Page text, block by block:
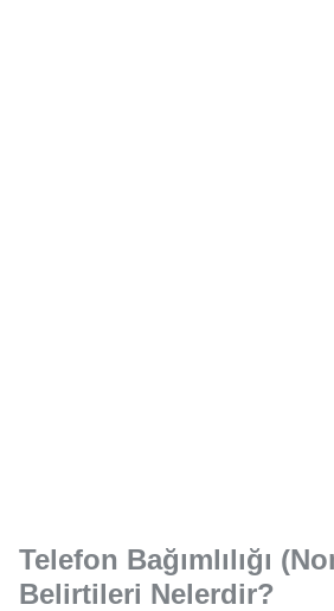
Telefon Bağımlılığı
Belirtileri Nelerdir?